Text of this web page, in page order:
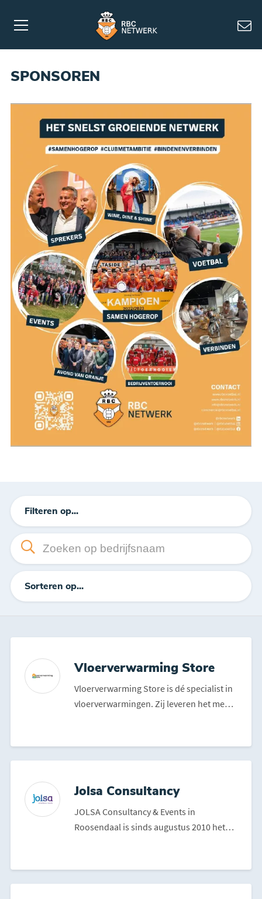
SPONSOREN
Filteren op...
Sorteren op...
Vloerverwarming Store
Vloerverwarming Store is dé specialist in
vloerverwarmingen. Zij leveren het meest
Jolsa Consultancy
JOLSA Consultancy & Events in
Roosendaal is sinds augustus 2010 het